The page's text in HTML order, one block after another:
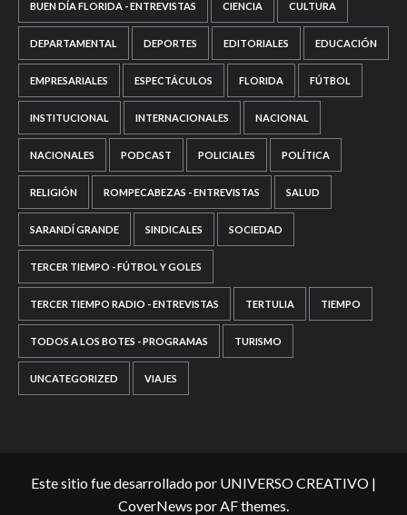
BUEN DÍA FLORIDA - ENTREVISTAS CIENCIA CULTURA
DEPARTAMENTAL DEPORTES EDITORIALES EDUCACIÓN
EMPRESARIALES ESPECTÁCULOS FLORIDA FÚTBOL
INSTITUCIONAL INTERNACIONALES NACIONAL
NACIONALES PODCAST POLICIALES POLÍTICA
RELIGIÓN ROMPECABEZAS - ENTREVISTAS SALUD
SARANDÍ GRANDE SINDICALES SOCIEDAD
TERCER TIEMPO - FÚTBOL Y GOLES
TERCER TIEMPO RADIO - ENTREVISTAS TERTULIA TIEMPO
TODOS A LOS BOTES - PROGRAMAS TURISMO
UNCATEGORIZED VIAJES
Este sitio fue desarrollado por UNIVERSO CREATIVO |
CoverNews por AF themes.